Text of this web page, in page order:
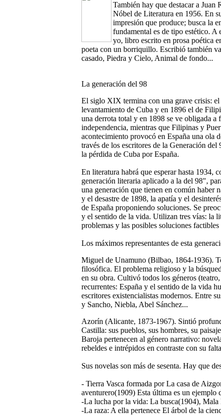
También hay que destacar a
Nóbel de Literatura en 1956. En
impresión que produce; busca la
fundamental es de tipo estético. A
yo, libro escrito en prosa poética
poeta con un borriquillo. Escribió también
casado, Piedra y Cielo, Animal de fondo...
La generación del 98
El siglo XIX termina con una grave crisis:
levantamiento de Cuba y en 1896 el de
una derrota total y en 1898 se ve obligada
independencia, mientras que Filipinas y
acontecimiento provocó en España una ola
través de los escritores de la Generación
la pérdida de Cuba por España.
En literatura habrá que esperar hasta 1934,
generación literaria aplicado a la del 98",
una generación que tienen en común haber
y el desastre de 1898, la apatía y el
de España proponiendo soluciones. Se
y el sentido de la vida. Utilizan tres vías: la
problemas y las posibles soluciones
Los máximos representantes de esta
Miguel de Unamuno (Bilbao, 1864-1936).
filosófica. El problema religioso y la
en su obra. Cultivó todos los géneros
recurrentes: España y el sentido de la vida
escritores existencialistas modernos. Entre
y Sancho, Niebla, Abel Sánchez...
Azorín (Alicante, 1873-1967). Sintió
Castilla: sus pueblos, sus hombres, su
Baroja pertenecen al género narrativo:
rebeldes e intrépidos en contraste con su
Sus novelas son más de sesenta. Hay que
- Tierra Vasca formada por La casa de
aventurero(1909) Esta última es un ejemplo
-La lucha por la vida: La busca(1904),
-La raza: A ella pertenece El árbol de la